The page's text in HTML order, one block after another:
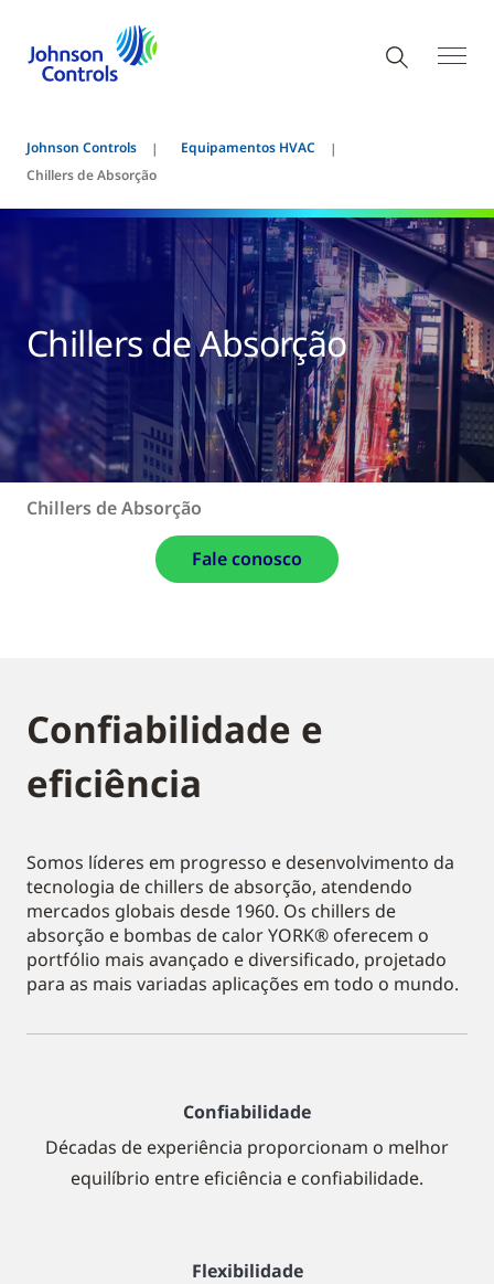
Johnson Controls
Equipamentos HVAC
Chillers de Absorção
Chillers de Absorção
Chillers de Absorção
Fale conosco
Confiabilidade e
eficiência
Somos líderes em progresso e desenvolvimento da
tecnologia de chillers de absorção, atendendo
mercados globais desde 1960. Os chillers de
absorção e bombas de calor YORK® oferecem o
portfólio mais avançado e diversificado, projetado
para as mais variadas aplicações em todo o mundo.
Confiabilidade
Décadas de experiência proporcionam o melhor
equilíbrio entre eficiência e confiabilidade.
Flexibilidade